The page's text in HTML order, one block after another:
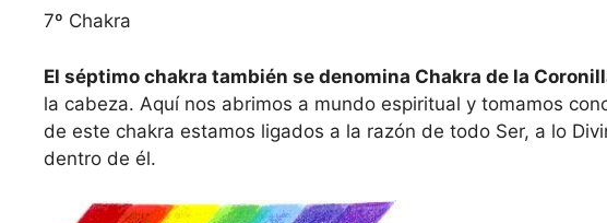
7º Chakra
El séptimo chakra también se denomina Chakra de la
la cabeza. Aquí nos abrimos a mundo espiritual y tomamos
de este chakra estamos ligados a la razón de todo Ser, a lo
dentro de él.